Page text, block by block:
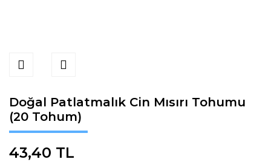
Doğal Patlatmalık Cin Mısırı Tohumu
(20 Tohum)
43,40 TL